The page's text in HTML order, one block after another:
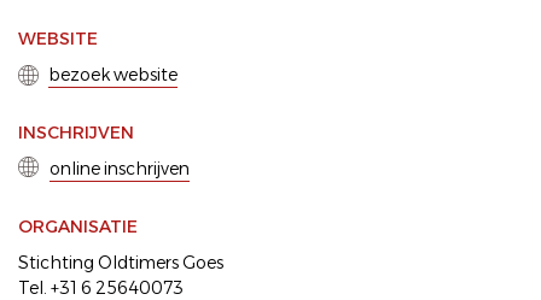
WEBSITE
bezoek website
INSCHRIJVEN
online inschrijven
ORGANISATIE
Stichting Oldtimers Goes
Tel. +31 6 25640073